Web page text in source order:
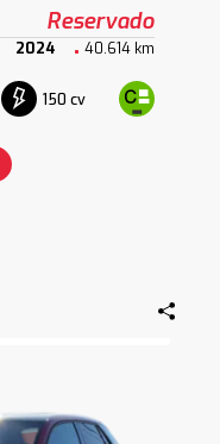
Reservado
2024 40.614 km
150 cv